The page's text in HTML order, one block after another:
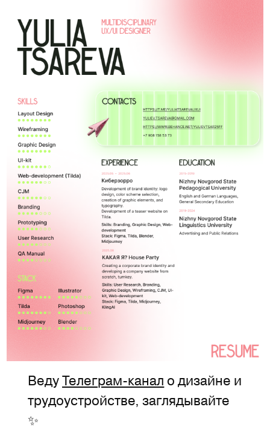
ВедуТелеграм-канал о дизайне и
трудоустройстве, заглядывайте
✨